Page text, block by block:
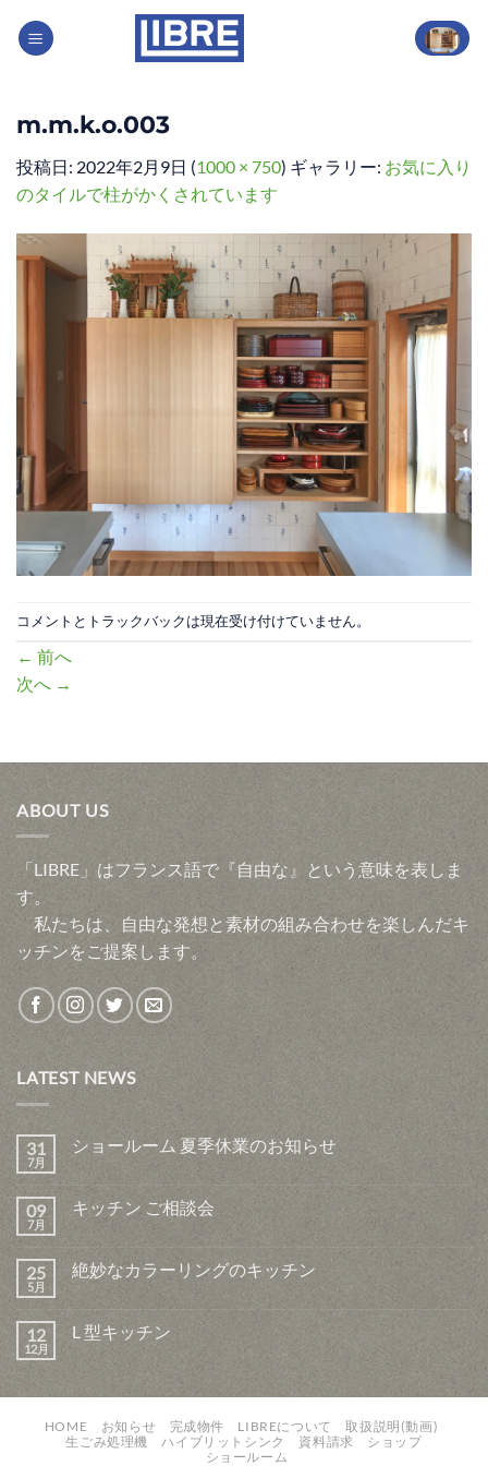
m.m.k.o.003
投稿日: 2022年2月9日 (1000 × 750) ギャラリー: お気に入り
のタイルで柱がかくされています
コメントとトラックバックは現在受け付けていません。
← 前へ
次へ →
ABOUT US
「LIBRE」はフランス語で『自由な』という意味を表しま
す。
私たちは、自由な発想と素材の組み合わせを楽しんだキ
ッチンをご提案します。
LATEST NEWS
31
7月
ショールーム 夏季休業のお知らせ
09
7月
キッチン ご相談会
25
5月
絶妙なカラーリングのキッチン
12
12月
L 型キッチン
HOME お知らせ 完成物件 LIBREについて
取扱説明(動画)
生ごみ処理機
ハイブリットシンク 資料請求
ショップ
ショールーム